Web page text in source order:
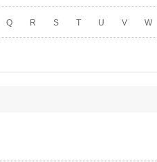
Q R S T U V W